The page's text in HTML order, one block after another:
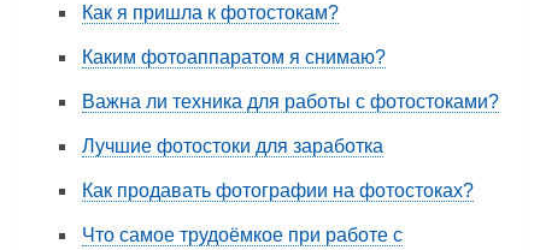
Как я пришла к фотостокам?
Каким фотоаппаратом я снимаю?
Важна ли техника для работы с фотостоками?
Лучшие фотостоки для заработка
Как продавать фотографии на фотостоках?
Что самое трудоёмкое при работе с